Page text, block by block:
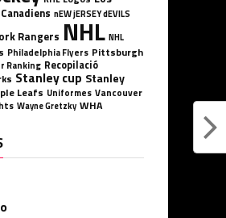
nEW jERSEY dEVILS
Rangers NHL NHL
Philadelphia Flyers Pittsburgh
Ranking Recopilació
Stanley cup Stanley
Leafs Uniformes Vancouver
Wayne Gretzky WHA